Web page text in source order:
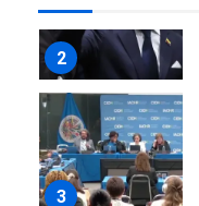
2
3